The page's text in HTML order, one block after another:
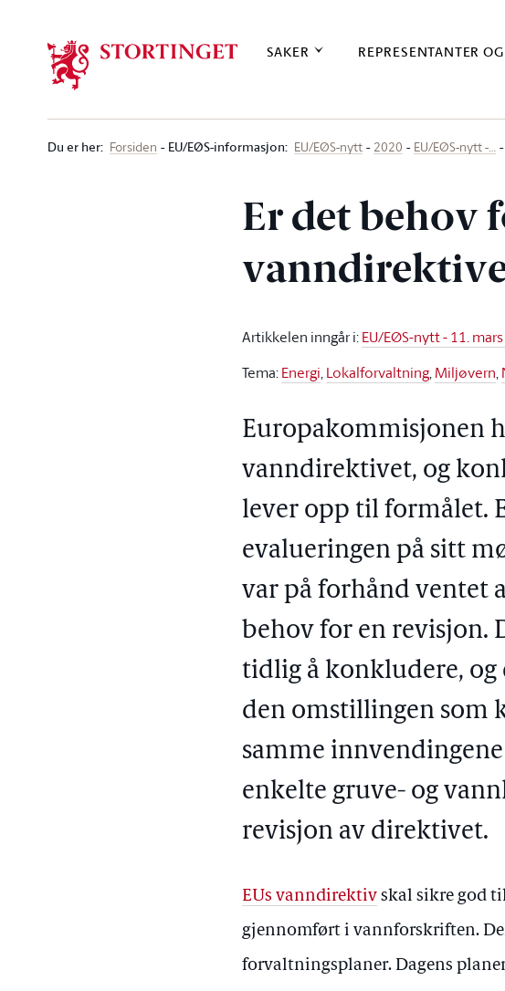
SAKER REPRESENTANTER
Du er her: Forsiden EU/EØS-informasjon: EU/EØS-nytt 2020 EU/EØS-nytt -…
Er det behov
Artikkelen inngår i:EU/EØS-nytt - 11.
Tema:Energi,Lokalforvaltning,Miljøvern,
Europakommisjonen
vanndirektivet, og
lever opp til formålet.
evalueringen på sitt
var på forhånd ventet
behov for en revisjon.
tidlig å konkludere,
den omstillingen som
samme
enkelte gruve- og
revisjon av direktivet.
EUs vanndirektiv skal sikre god
gjennomført i vannforskriften.
forvaltningsplaner. Dagens